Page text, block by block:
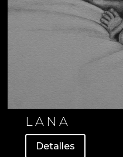
LANA
Detalles